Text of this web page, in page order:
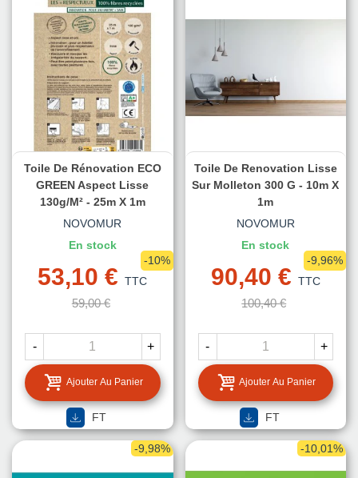
Toile De Rénovation ECO
GREEN Aspect Lisse
130g/m² - 25m X 1m
NOVOMUR
En stock
53,10 € TTC
59,00 €
-10%
- +
Ajouter Au Panier
FT
Toile De Renovation Lisse
Sur Molleton 300 G - 10m X
1m
NOVOMUR
En stock
90,40 € TTC
100,40 €
-9,96%
- +
Ajouter Au Panier
FT
-9,98% -10,01%